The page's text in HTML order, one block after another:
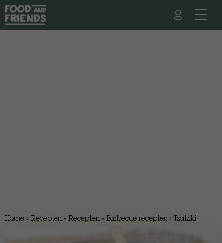
Home » Recepten » Recepten » Barbecue recepten » Tzatziki